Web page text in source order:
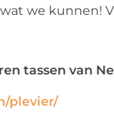
we kunnen!
plevier/